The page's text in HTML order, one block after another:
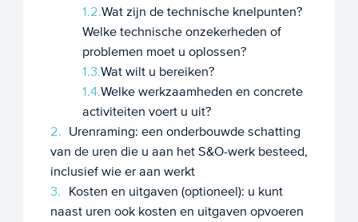
Wat zijn de technische knelpunten?
Welke technische onzekerheden of
problemen moet u oplossen?
Wat wilt u bereiken?
Welke werkzaamheden en concrete
activiteiten voert u uit?
Urenraming: een onderbouwde schatting
van de uren die u aan het S&O-werk besteed,
inclusief wie er aan werkt
Kosten en uitgaven (optioneel): u kunt
naast uren ook kosten en uitgaven opvoeren